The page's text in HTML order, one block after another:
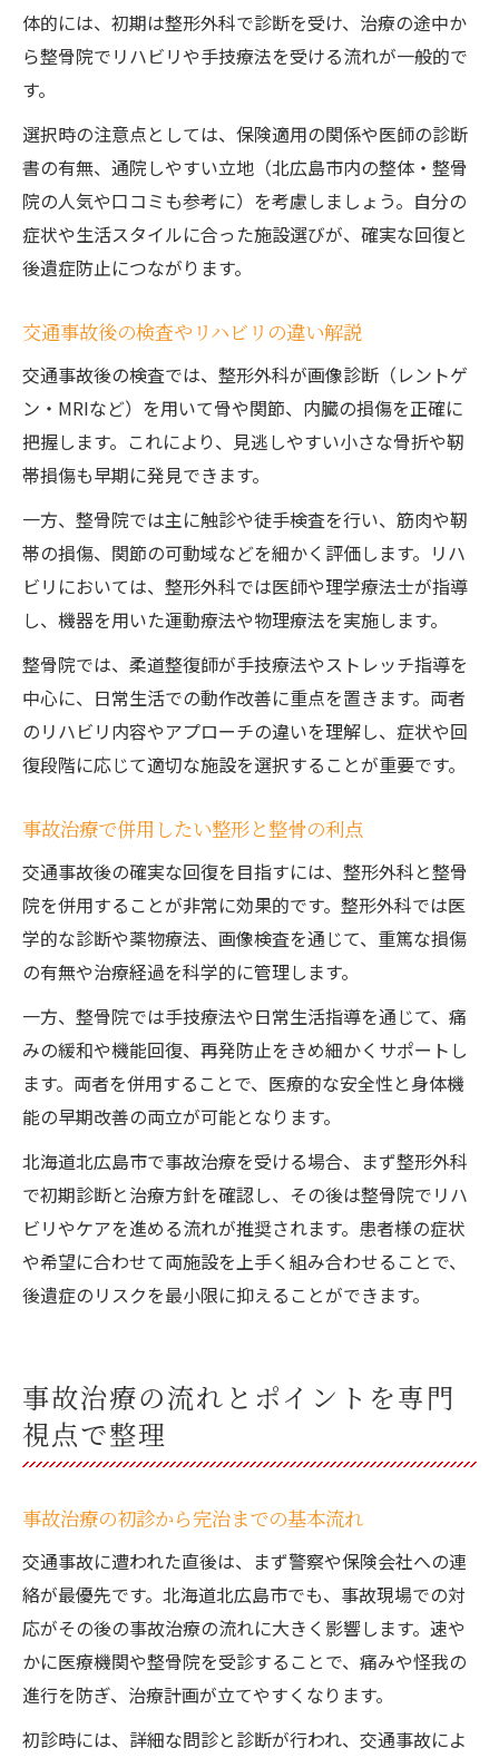
体的には、初期は整形外科で診断を受け、治療の途中か
ら整骨院でリハビリや手技療法を受ける流れが一般的で
す。
選択時の注意点としては、保険適用の関係や医師の診断
書の有無、通院しやすい立地（北広島市内の整体・整骨
院の人気や口コミも参考に）を考慮しましょう。自分の
症状や生活スタイルに合った施設選びが、確実な回復と
後遺症防止につながります。
交通事故後の検査やリハビリの違い解説
交通事故後の検査では、整形外科が画像診断（レントゲ
ン・MRIなど）を用いて骨や関節、内臓の損傷を正確に
把握します。これにより、見逃しやすい小さな骨折や靭
帯損傷も早期に発見できます。
一方、整骨院では主に触診や徒手検査を行い、筋肉や靭
帯の損傷、関節の可動域などを細かく評価します。リハ
ビリにおいては、整形外科では医師や理学療法士が指導
し、機器を用いた運動療法や物理療法を実施します。
整骨院では、柔道整復師が手技療法やストレッチ指導を
中心に、日常生活での動作改善に重点を置きます。両者
のリハビリ内容やアプローチの違いを理解し、症状や回
復段階に応じて適切な施設を選択することが重要です。
事故治療で併用したい整形と整骨の利点
交通事故後の確実な回復を目指すには、整形外科と整骨
院を併用することが非常に効果的です。整形外科では医
学的な診断や薬物療法、画像検査を通じて、重篤な損傷
の有無や治療経過を科学的に管理します。
一方、整骨院では手技療法や日常生活指導を通じて、痛
みの緩和や機能回復、再発防止をきめ細かくサポートし
ます。両者を併用することで、医療的な安全性と身体機
能の早期改善の両立が可能となります。
北海道北広島市で事故治療を受ける場合、まず整形外科
で初期診断と治療方針を確認し、その後は整骨院でリハ
ビリやケアを進める流れが推奨されます。患者様の症状
や希望に合わせて両施設を上手く組み合わせることで、
後遺症のリスクを最小限に抑えることができます。
事故治療の流れとポイントを専門
視点で整理
事故治療の初診から完治までの基本流れ
交通事故に遭われた直後は、まず警察や保険会社への連
絡が最優先です。北海道北広島市でも、事故現場での対
応がその後の事故治療の流れに大きく影響します。速や
かに医療機関や整骨院を受診することで、痛みや怪我の
進行を防ぎ、治療計画が立てやすくなります。
初診時には、詳細な問診と診断が行われ、交通事故によ